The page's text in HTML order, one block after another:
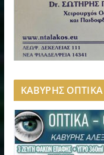
ΚΑΒΥΡΗΣ ΟΠΤΙΚΑ